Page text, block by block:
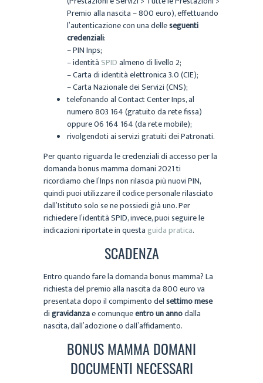
Premio alla nascita – 800 euro), effettuando
l’autenticazione con una delleseguenti
credenziali:
– PIN Inps;
– identità SPIDalmeno di livello 2;
– Carta di identità elettronica 3.0 (CIE);
– Carta Nazionale dei Servizi (CNS);
telefonando al Contact Center Inps, al
numero 803 164 (gratuito da rete fissa)
oppure 06 164 164 (da rete mobile);
rivolgendoti ai servizi gratuiti dei Patronati.
Per quanto riguarda le credenziali di accesso per la
domanda bonus mamma domani 2021 ti
ricordiamo che l’Inps non rilascia più nuovi PIN,
quindi puoi utilizzare il codice personale rilasciato
dall’Istituto solo se ne possiedi già uno. Per
richiedere l’identità SPID, invece, puoi seguire le
indicazioni riportate in questa guida pratica.
SCADENZA
Entro quando fare la domanda bonus mamma? La
richiesta del premio alla nascita da 800 euro va
presentata dopo il compimento delsettimo mese
digravidanzae comunqueentro un annodalla
nascita, dall’adozione o dall’affidamento.
BONUS MAMMA DOMANI
DOCUMENTI NECESSARI